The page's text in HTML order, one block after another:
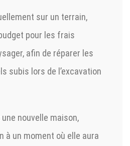
sur un terrain,
pour les frais
afin de réparer les
subis lors de l’excavation
nouvelle maison,
à un moment où elle aura